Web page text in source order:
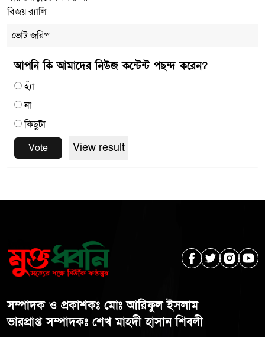
ভোট জরিপ
আপনি কি আমাদের নিউজ কন্টেন্ট পছন্দ করেন?
হ্যাঁ
না
কিছুটা
Vote
View result
সম্পাদক ও প্রকাশকঃ মোঃ আরিফুল ইসলাম
ভারপ্রাপ্ত সম্পাদকঃ শেখ মাহদী হাসান শিবলী